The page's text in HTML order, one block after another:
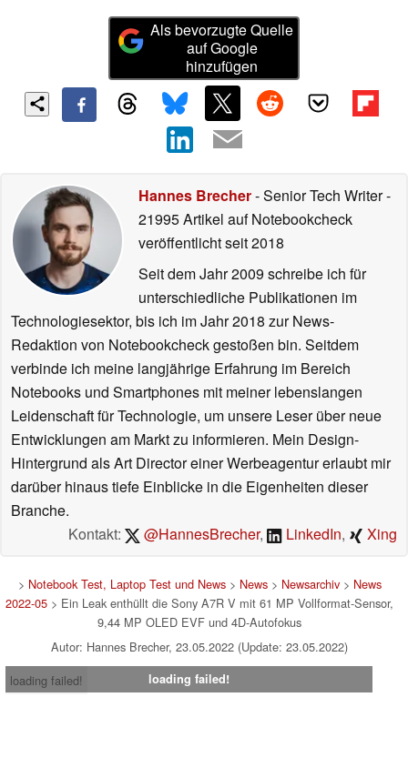
Als bevorzugte Quelle
auf Google
hinzufügen
Hannes Brecher- Senior Tech Writer-
21995 Artikel auf Notebookcheck
veröffentlichtseit 2018
Seit dem Jahr 2009 schreibe ich für
unterschiedliche Publikationen im
Technologiesektor, bis ich im Jahr 2018 zur News-
Redaktion von Notebookcheck gestoßen bin. Seitdem
verbinde ich meine langjährige Erfahrung im Bereich
Notebooks und Smartphones mit meiner lebenslangen
Leidenschaft für Technologie, um unsere Leser über neue
Entwicklungen am Markt zu informieren. Mein Design-
Hintergrund als Art Director einer Werbeagentur erlaubt mir
darüber hinaus tiefe Einblicke in die Eigenheiten dieser
Branche.
Kontakt:
@HannesBrecher, LinkedIn, Xing
> Notebook Test, Laptop Test und News> News> Newsarchiv> News
2022-05 > Ein Leak enthüllt die Sony A7R V mit 61 MP Vollformat-Sensor,
9,44 MP OLED EVF und 4D-Autofokus
Autor: Hannes Brecher, 23.05.2022 (Update: 23.05.2022)
loading failed!
loading failed!